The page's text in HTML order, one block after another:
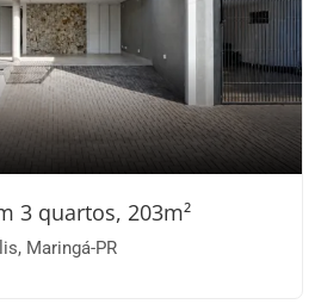
3 quartos, 203m²
Maringá-PR